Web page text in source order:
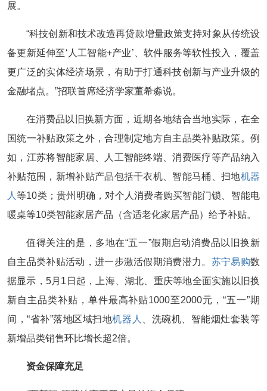
展。
“科技创新和技术改造再贷款增量政策支持对象从传统设
备更新延伸至‘人工智能+产业’、软件服务等软性投入，覆盖
更广泛的实体经济场景，有助于打通科技创新与产业升级的
金融堵点。”招联首席经济学家董希淼说。
在消费品以旧换新方面，近期各地结合当地实际，在全
国统一补贴政策之外，合理制定地方自主品类补贴政策。例
如，江苏将智能家居、人工智能终端、消费医疗等产品纳入
补贴范围，新增补贴产品包括干衣机、智能马桶、扫地机器
人等10类；贵州明确，对个人消费者购买智能门锁、智能电
暖桌等10类智能家居产品（含适老化家居产品）给予补贴。
值得关注的是，多地在“五一”假期启动消费品以旧换新
自主品类补贴活动，进一步激活假期消费潜力。 苏宁易购数
据显示，5月1日起，上海、湖北、重庆等地全面实施以旧换
新自主品类补贴，单件最高补贴1000至2000元，“五一”期
间，“省补”落地区域扫地机器人
、洗碗机、智能烟灶套装等
新增品类销售环比增长超2倍。
资金保障充足